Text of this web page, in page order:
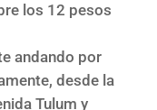
los 12 pesos
andando por
desde la
Tulum y